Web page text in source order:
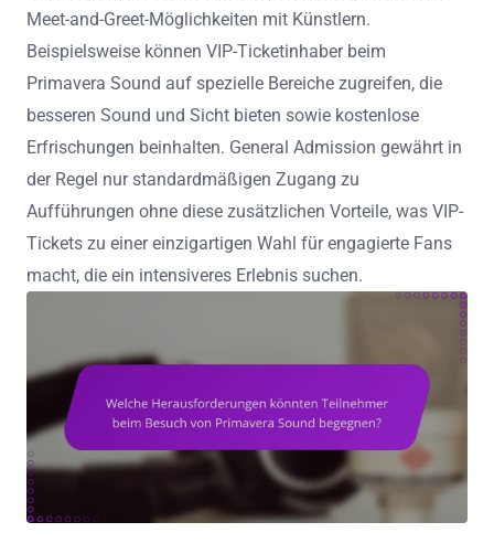
Meet-and-Greet-Möglichkeiten mit Künstlern.
Beispielsweise können VIP-Ticketinhaber beim
Primavera Sound auf spezielle Bereiche zugreifen, die
besseren Sound und Sicht bieten sowie kostenlose
Erfrischungen beinhalten. General Admission gewährt in
der Regel nur standardmäßigen Zugang zu
Aufführungen ohne diese zusätzlichen Vorteile, was VIP-
Tickets zu einer einzigartigen Wahl für engagierte Fans
macht, die ein intensiveres Erlebnis suchen.